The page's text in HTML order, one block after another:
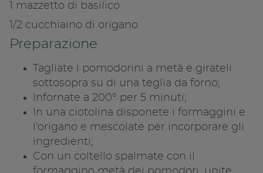
1 mazzetto di basilico
1/2 cucchiaino di origano
Preparazione
Tagliate i pomodorini a metà e girateli
sottosopra su di una teglia da forno;
Infornate a 200° per 5 minuti;
In una ciotolina disponete i formaggini e
l'origano e mescolate per incorporare gli
ingredienti;
Con un coltello spalmate con il